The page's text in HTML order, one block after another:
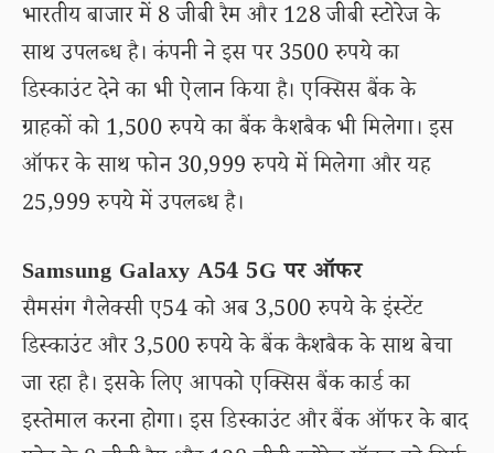
भारतीय बाजार में 8 जीबी रैम और 128 जीबी स्टोरेज के
साथ उपलब्ध है। कंपनी ने इस पर 3500 रुपये का
डिस्काउंट देने का भी ऐलान किया है। एक्सिस बैंक के
ग्राहकों को 1,500 रुपये का बैंक कैशबैक भी मिलेगा। इस
ऑफर के साथ फोन 30,999 रुपये में मिलेगा और यह
25,999 रुपये में उपलब्ध है।
Samsung Galaxy A54 5G पर ऑफर
सैमसंग गैलेक्सी ए54 को अब 3,500 रुपये के इंस्टेंट
डिस्काउंट और 3,500 रुपये के बैंक कैशबैक के साथ बेचा
जा रहा है। इसके लिए आपको एक्सिस बैंक कार्ड का
इस्तेमाल करना होगा। इस डिस्काउंट और बैंक ऑफर के बाद